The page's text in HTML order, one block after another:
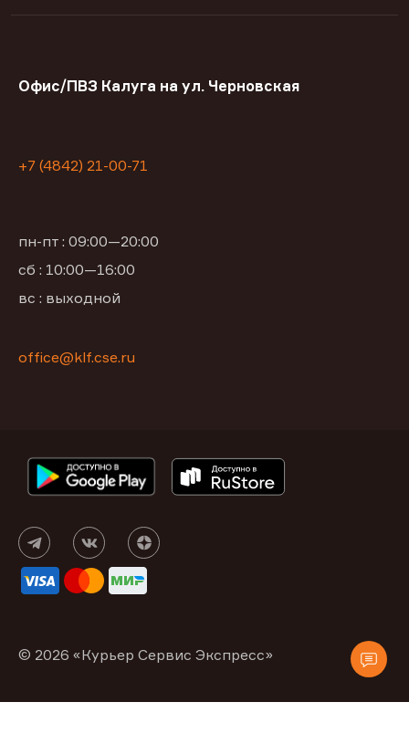
Офис/ПВЗ Калуга на ул. Черновская
+7 (4842) 21-00-71
пн-пт : 09:00—20:00
сб : 10:00—16:00
вс : выходной
office@klf.cse.ru
© 2026 «Курьер Сервис Экспресс»